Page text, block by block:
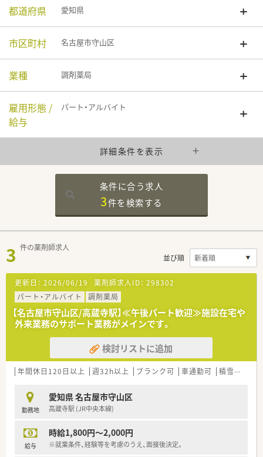
都道府県 愛知県
市区町村 名古屋市守山区
業種 調剤薬局
雇用形態 /
給与
パート・アルバイト
詳細条件を表示
条件に合う求人
3件を検索する
3 件の薬剤師求人
並び順
更新日： 2026/06/19 薬剤師求人ID： 298302
パート・アルバイト
調剤薬局
【名古屋市守山区/高蔵寺駅】≪午後パート歓迎≫施設在宅や
外来業務のサポート業務がメインです。
検討リストに追加
年間休日120日以上 週32h以上 ブランク可 車通勤可 積雪なし
勤務地
愛知県 名古屋市守山区
高蔵寺駅 (JR中央本線)
給与
時給1,800円～2,000円
※就業条件、経験等を考慮のうえ、面接後決定。